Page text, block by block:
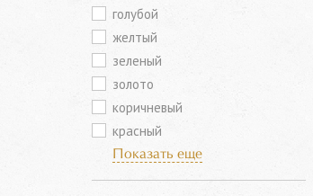
голубой
желтый
зеленый
золото
коричневый
красный
Показать еще